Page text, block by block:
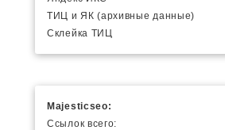
ТИЦ и ЯК (архивные данные)
Склейка ТИЦ
Majesticseo:
Ссылок всего: